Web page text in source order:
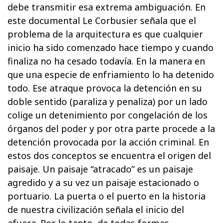
debe transmitir esa extrema ambiguación. En
este documental Le Corbusier señala que el
problema de la arquitectura es que cualquier
inicio ha sido comenzado hace tiempo y cuando
finaliza no ha cesado todavía. En la manera en
que una especie de enfriamiento lo ha detenido
todo. Ese atraque provoca la detención en su
doble sentido (paraliza y penaliza) por un lado
colige un detenimiento por congelación de los
órganos del poder y por otra parte procede a la
detención provocada por la acción criminal. En
estos dos conceptos se encuentra el origen del
paisaje. Un paisaje “atracado” es un paisaje
agredido y a su vez un paisaje estacionado o
portuario. La puerta o el puerto en la historia
de nuestra civilización señala el inicio del